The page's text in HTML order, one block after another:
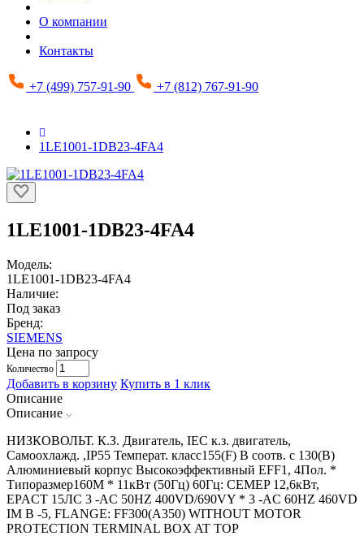
О компании
Контакты
+7 (499) 757-91-90 +7 (812) 767-91-90
1LE1001-1DB23-4FA4
1LE1001-1DB23-4FA4
Модель:
1LE1001-1DB23-4FA4
Наличие:
Под заказ
Бренд:
SIEMENS
Цена по запросу
Количество
Добавить в корзину Купить в 1 клик
Описание
Описание
НИЗКОВОЛЬТ. К.З. Двигатель, IEC к.з. двигатель,
Самоохлажд. ,IP55 Температ. класс155(F) В соотв. с 130(B)
Алюминиевый корпус Высокоэффективный EFF1, 4Пол. *
Типоразмер160M * 11кВт (50Гц) 60Гц: CEMEP 12,6кВт,
EPACT 15ЛС 3 -AC 50HZ 400VD/690VY * 3 -AC 60HZ 460VD
IM B -5, FLANGE: FF300(A350) WITHOUT MOTOR
PROTECTION TERMINAL BOX AT TOP